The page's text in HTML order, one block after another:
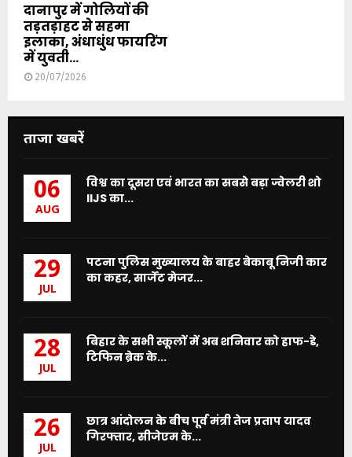
दानापुर में गोलियों की
तड़तड़ाहट से सहमा
इलाका, अंधाधुंध फायरिंग
में युवती...
20/07/2026
ताजा खबरें
06
AUG
विश्व का दूसरा एवं भारत का सबसे बड़ा ज्वेलरी शो
IIJS का...
29
JUL
पटना पुलिस मुख्यालय के बाहर बेकाबू निजी कार
का कहर, सार्जेंट मेजर...
28
JUL
बिहार के सभी स्कूलों में अब शनिवार को हाफ-डे,
टिफिन ब्रेक के...
26
JUL
छात्र आंदोलन के बीच पूर्व मंत्री तेज प्रताप यादव
गिरफ्तार, सीजेएम के...